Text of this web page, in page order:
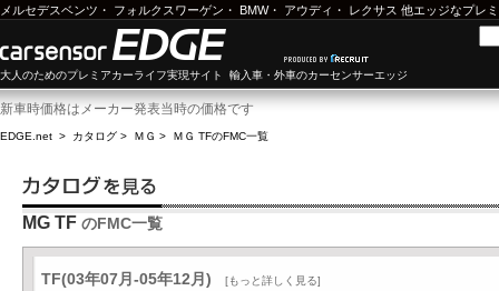
メルセデスベンツ ・ フォルクスワーゲン ・ BMW・ アウディ ・ レクサス 他エッジなプレ
大人のためのプレミアカーライフ実現サイト 輸入車・外車のカーセンサーエッジ
新車時価格はメーカー発表当時の価格です
EDGE.net > カタログ > ＭＧ > ＭＧ TFのFMC一覧
MG TF のFMC一覧
TF(03年07月-05年12月) [もっと詳しく見る]